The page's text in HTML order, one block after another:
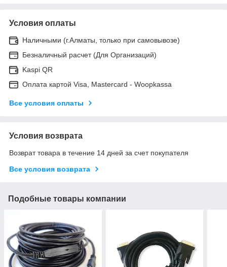
Условия оплаты
Наличными (г.Алматы, только при самовывозе)
Безналичный расчет (Для Организаций)
Kaspi QR
Оплата картой Visa, Mastercard - Woopkassa
Все условия оплаты
Условия возврата
Возврат товара в течение 14 дней за счет покупателя
Все условия возврата
Подобные товары компании